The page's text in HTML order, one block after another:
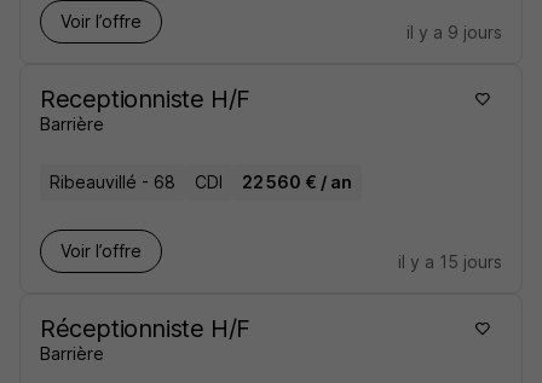
Voir l’offre
il y a 9 jours
Receptionniste H/F
Barrière
Ribeauvillé - 68 CDI 22 560 € / an
Voir l’offre
il y a 15 jours
Réceptionniste H/F
Barrière